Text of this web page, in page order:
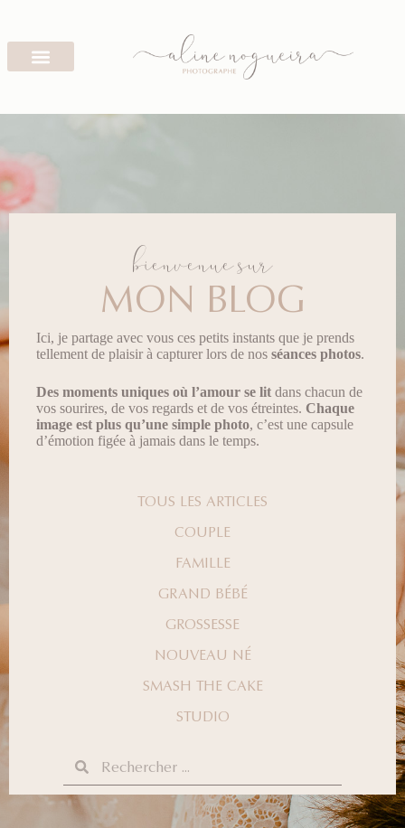
TOUS LES ARTICLES
COUPLE
FAMILLE
GRAND BÉBÉ
GROSSESSE
NOUVEAU NÉ
SMASH THE CAKE
STUDIO
bienvenue sur
MON BLOG
Ici, je partage avec vous ces petits instants que je prends
tellement de plaisir à capturer lors de nos séances photos.
Des moments uniques où l’amour se lit dans chacun de
vos sourires, de vos regards et de vos étreintes. Chaque
image est plus qu’une simple photo, c’est une capsule
d’émotion figée à jamais dans le temps.